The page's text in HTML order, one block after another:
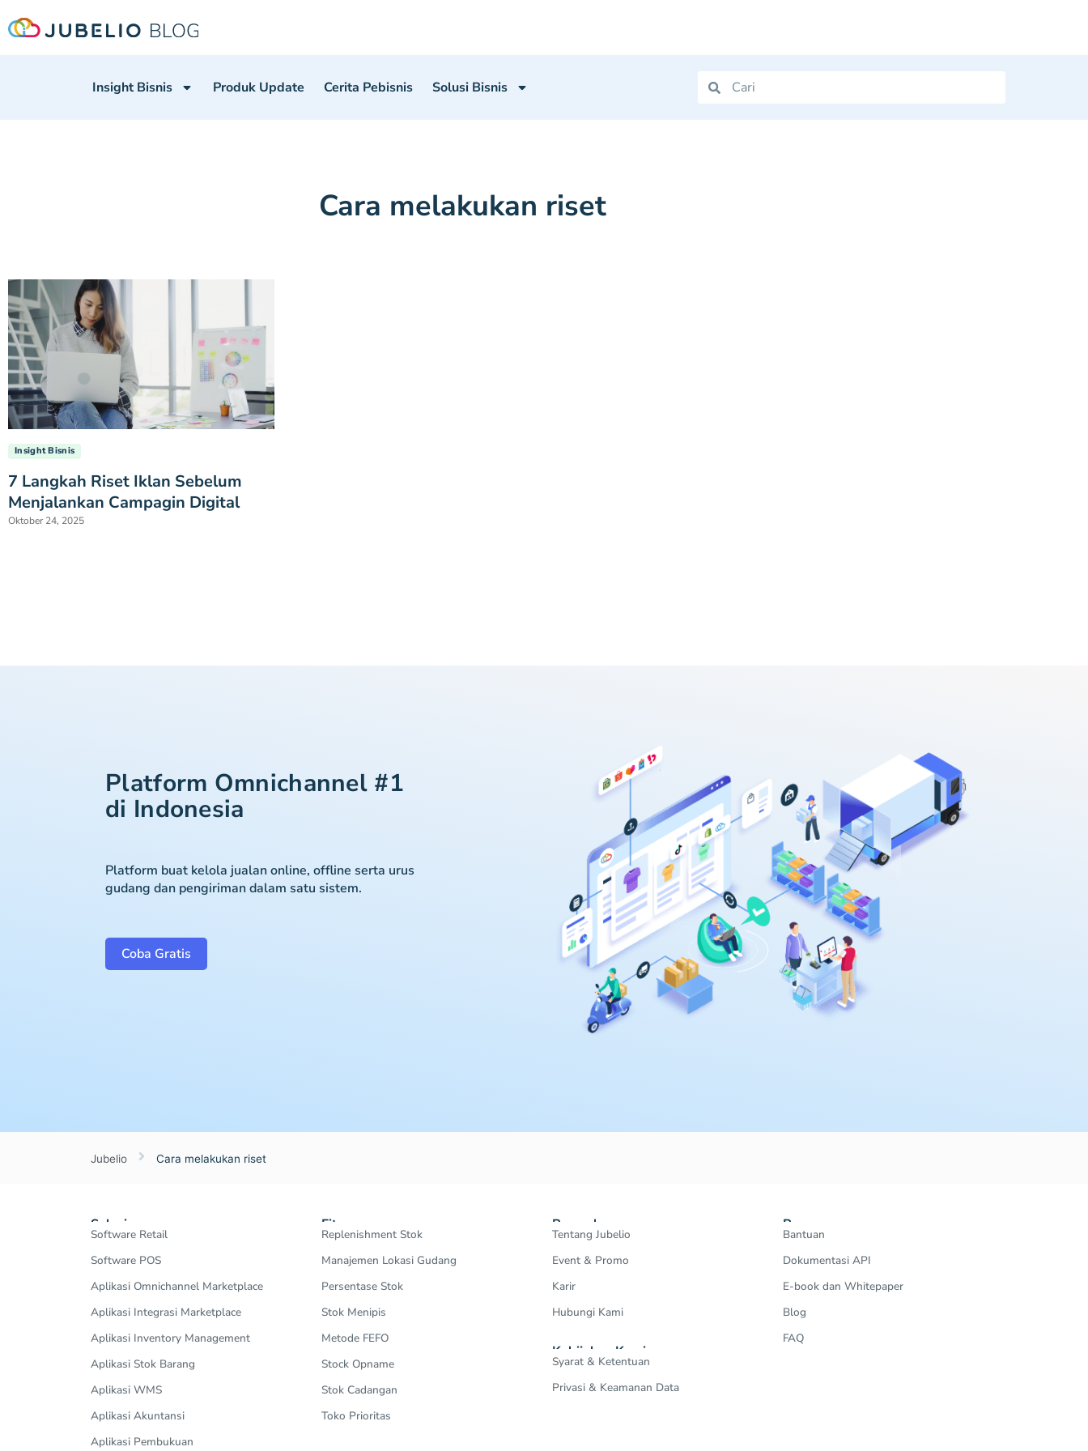
Insight Bisnis Produk Update Cerita Pebisnis Solusi Bisnis
Cara melakukan riset
Insight Bisnis
7 Langkah Riset Iklan Sebelum
Menjalankan Campagin Digital
Oktober 24, 2025
Platform Omnichannel #1
di Indonesia
Platform buat kelola jualan online, offline serta urus
gudang dan pengiriman dalam satu sistem.
Coba Gratis
Jubelio Cara melakukan riset
Solusi
Software Retail
Software POS
Aplikasi Omnichannel Marketplace
Aplikasi Integrasi Marketplace
Aplikasi Inventory Management
Aplikasi Stok Barang
Aplikasi WMS
Aplikasi Akuntansi
Aplikasi Pembukuan
Fitur
Replenishment Stok
Manajemen Lokasi Gudang
Persentase Stok
Stok Menipis
Metode FEFO
Stock Opname
Stok Cadangan
Toko Prioritas
Perusahaan
Tentang Jubelio
Event & Promo
Karir
Hubungi Kami
Kebijakan Kami
Syarat & Ketentuan
Privasi & Keamanan Data
Resources
Bantuan
Dokumentasi API
E-book dan Whitepaper
Blog
FAQ